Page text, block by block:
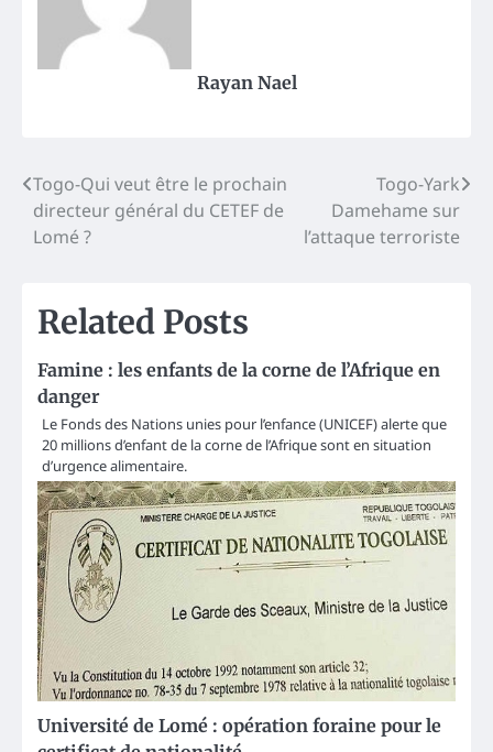
Rayan Nael
Post
navigation
Togo-Qui veut être le prochain
directeur général du CETEF de
Lomé ?
Togo-Yark
Damehame sur
l’attaque terroriste
Related Posts
Famine : les enfants de la corne de l’Afrique en
danger
Le Fonds des Nations unies pour l’enfance (UNICEF) alerte que
20 millions d’enfant de la corne de l’Afrique sont en situation
d’urgence alimentaire.
Université de Lomé : opération foraine pour le